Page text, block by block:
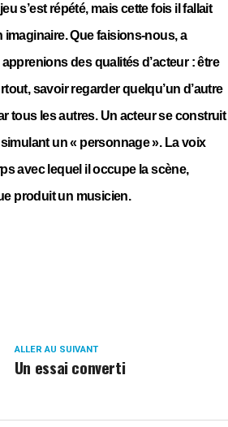
s’est répété, mais cette fois il fallait
Que faisions-nous, a
des qualités d’acteur : être
savoir regarder quelqu’un d’autre
tous les autres. Un acteur se construit
un « personnage ». La voix
avec lequel il occupe la scène,
produit un musicien.
ALLER AU SUIVANT
Un essai converti